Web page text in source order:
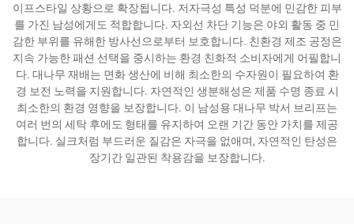
이프스타일 상황으로 확장됩니다. 저자극성 특성 덕분에 민감한 피부
를 가진 남성에게도 적합합니다. 자외선 차단 기능은 야외 활동 중 민
감한 부위를 유해한 방사선으로부터 보호합니다. 친환경 제조 공정은
지속 가능한 패션 선택을 중시하는 환경 친화적 소비자에게 어필합니
다. 대나무 재배는 면화 생산에 비해 최소한의 수자원이 필요하여 환
경 보전 노력을 지원합니다. 자연적인 생분해성은 제품 수명 종료 시
최소한의 환경 영향을 보장합니다. 이 남성용 대나무 박서 브리프는
여러 번의 세탁 후에도 형태를 유지하여 오랜 기간 동안 가치를 제공
합니다. 실크처럼 부드러운 질감은 자극을 없애며, 자연적인 탄성은
장기간 일관된 착용감을 보장합니다.